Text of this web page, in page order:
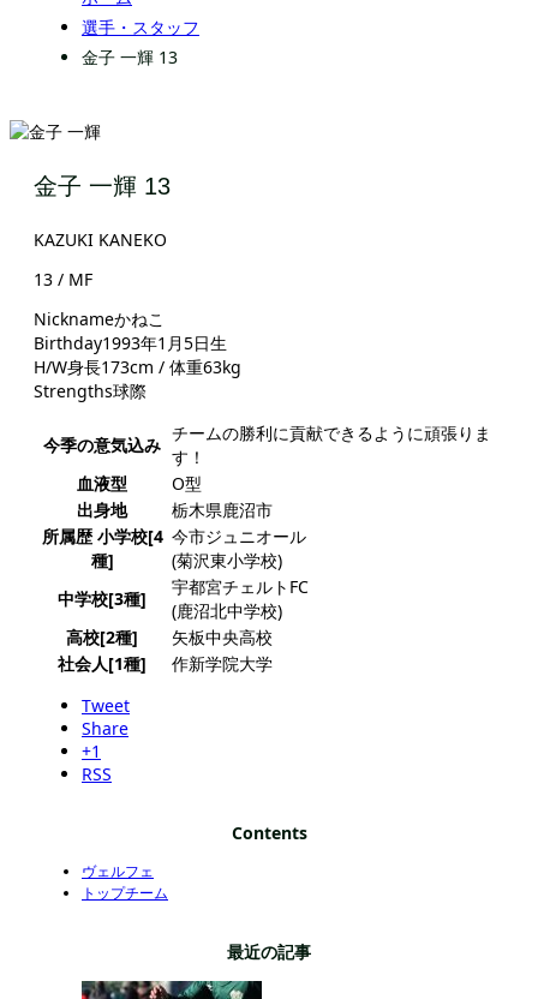
選手・スタッフ
金子 一輝 13
金子 一輝 13
KAZUKI KANEKO
13 / MF
Nicknameかねこ
Birthday1993年1月5日生
H/W身長173cm / 体重63kg
Strengths球際
今季の意気込み
チームの勝利に貢献できるように頑張りま
す！
血液型
O型
出身地
栃木県鹿沼市
所属歴 小学校[4
種]
今市ジュニオール
(菊沢東小学校)
中学校[3種]
宇都宮チェルトFC
(鹿沼北中学校)
高校[2種]
矢板中央高校
社会人[1種]
作新学院大学
Tweet
Share
+1
RSS
Contents
ヴェルフェ
トップチーム
最近の記事